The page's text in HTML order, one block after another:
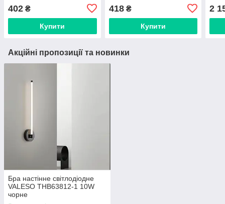
402 ₴
Купити
418₴
Купити
2
Акційні пропозиції та новинки
Бра настінне світлодіодне
VALESO THB63812-1 10W
чорне